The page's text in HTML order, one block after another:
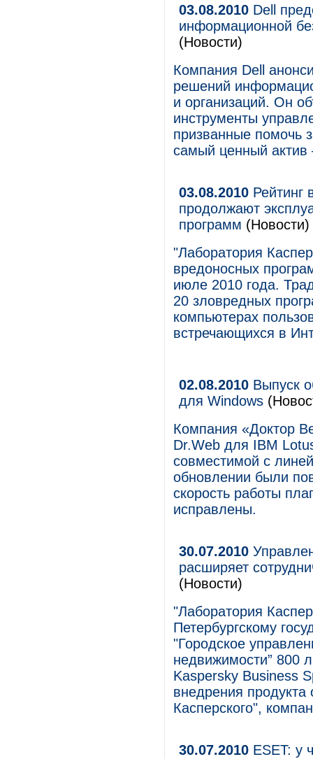
03.08.2010 Dell
информационной
(Новости)
Компания Dell
решений
и организаций. Он
инструменты
призванные помочь
самый ценный актив
03.08.2010 Рейтинг
продолжают
программ (Новости)
"Лаборатория
вредоносных
июле 2010 года.
20 зловредных
компьютерах
встречающихся в
02.08.2010 Выпуск
для Windows
Компания «Доктор
Dr.Web для IBM
совместимой с
обновлении были
скорость работы
исправлены.
30.07.2010
расширяет
(Новости)
"Лаборатория
Петербургскому
"Городское
недвижимости” 800
Kaspersky Business
внедрения
Касперского",
30.07.2010 ESET: у